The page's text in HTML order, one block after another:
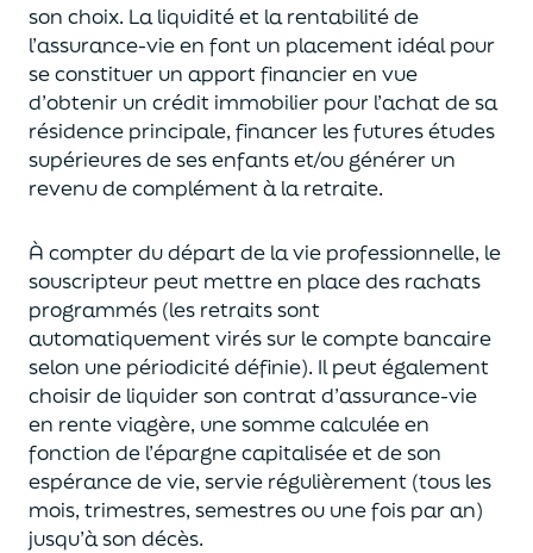
son choix. Laliquiditéet la rentabilité de
l’assurance-vie en font un placement idéal pour
se constituer un apport financier en vue
d’obtenir un crédit immobilier pour l’achat desa
résidence principale, financer les futures études
supérieures de ses enfantset/ou générer un
revenu de complément à la retraite.
À compter du départ de la vie professionnelle, le
souscripteur peut mettre en place des rachats
programmés (les retraits sont
automatiquement virés sur le compte bancaire
selon une périodicité définie). Il peut également
choisirde liquider son contrat d’assurance-vie
en rente viagère, une somme calculée en
fonction de l’épargne capitalisée et deson
espérance de vie, servie régulièrement (tous les
mois, trimestres, semestres ou une fois par an)
jusqu’à son décès.